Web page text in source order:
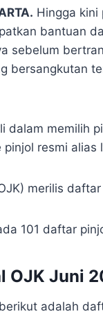
Hingga kini
bantuan
sebelum
bersangkutan
dalam memilih
resmi alias
merilis
101 daftar
OJK Juni
adalah